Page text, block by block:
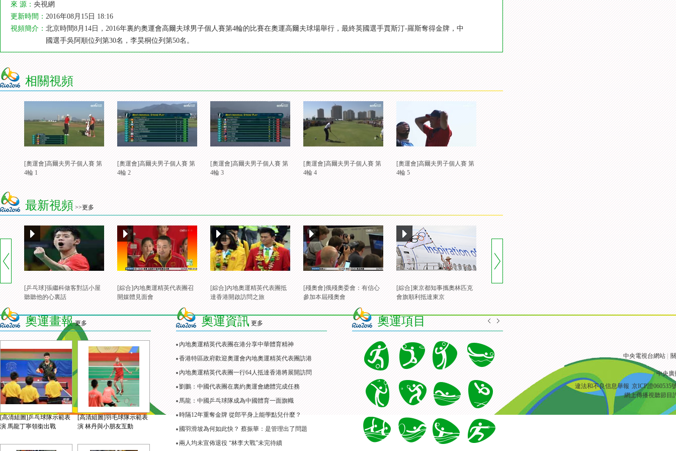
來 源： 央視網
更新時間： 2016年08月15日 18:16
視頻簡介： 北京時間8月14日，2016年裏約奧運會高爾夫球男子個人賽第4輪的比賽在奧運高爾夫球場舉行，最終英國選手賈斯汀-羅斯奪得金牌，中
國選手吳阿順位列第30名，李昊桐位列第50名。
相關視頻
[奧運會]高爾夫男子個人賽 第
4輪 1
[奧運會]高爾夫男子個人賽 第
4輪 2
[奧運會]高爾夫男子個人賽 第
4輪 3
[奧運會]高爾夫男子個人賽 第
4輪 4
[奧運會]高爾夫男子個人賽 第
4輪 5
最新視頻 >>更多
[乒乓球]張繼科做客對話小屋
聽聽他的心裏話
[綜合]內地奧運精英代表團召
開媒體見面會
[綜合]內地奧運精英代表團抵
達香港開啟訪問之旅
[殘奧會]俄殘奧委會：有信心
參加本屆殘奧會
[綜合]東京都知事攜奧林匹克
會旗順利抵達東京
奧運畫報 更多
[高清組圖]乒乓球隊示範表
演 馬龍丁寧領銜出戰
[高清組圖]羽毛球隊示範表
演 林丹與小朋友互動
奧運資訊 更多
內地奧運精英代表團在港分享中華體育精神
香港特區政府歡迎奧運會內地奧運精英代表團訪港
內地奧運精英代表團一行64人抵達香港將展開訪問
劉鵬：中國代表團在裏約奧運會總體完成任務
馬龍：中國乒乓球隊成為中國體育一面旗幟
時隔12年重奪金牌 從郎平身上能學點兒什麼？
國羽滑坡為何如此快？ 蔡振華：是管理出了問題
兩人均未宣佈退役 “林李大戰”未完待續
奧運項目
中央電視台網站
中央
違法和不良信息舉報 京ICP證060535
網上傳播視聽節目